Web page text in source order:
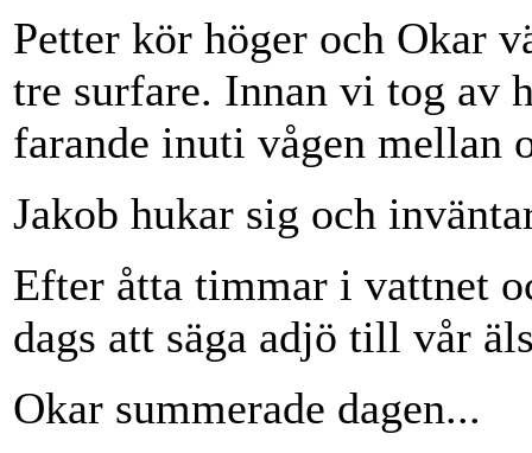
Petter kör höger och Okar
tre surfare. Innan vi tog av
farande inuti vågen mellan
Jakob hukar sig och
Efter åtta timmar i vattnet
dags att säga adjö till vår
Okar summerade dagen...